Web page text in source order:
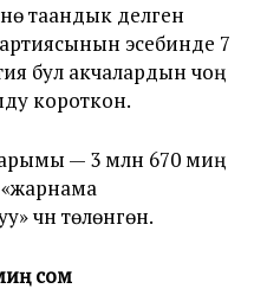
таандык делген
эсебинде 7
бул акчалардын чоң
короткон.
— 3 млн 670 миң
үчүн төлөнгөн.
сом